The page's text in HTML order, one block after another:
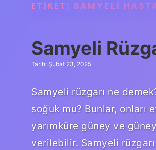
ETIKET: SAMYELI
Samyeli
Tarih: Şubat 23, 2025
Samyeli rüzgarı ne
soğuk mu? Bunlar, onları
yarımküre güney ve
verilebilir. Samyeli rüzgarı